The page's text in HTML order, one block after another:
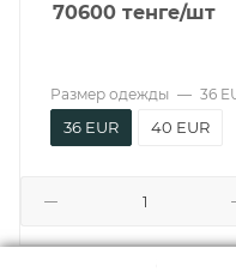
70600 тенге/шт
Размер одежды — 36
36 EUR 40 EUR